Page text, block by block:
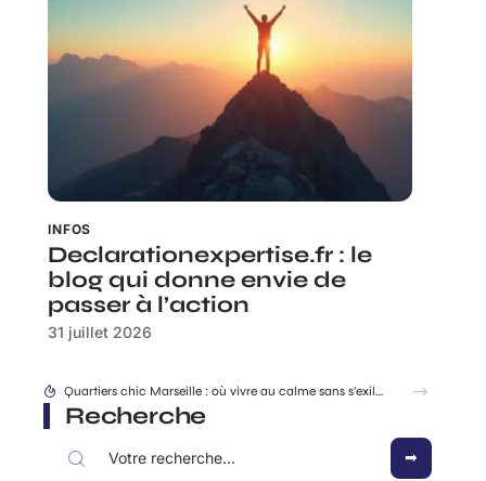
INFOS
Declarationexpertise.fr : le
blog qui donne envie de
passer à l’action
31 juillet 2026
Quartiers chic Marseille : où vivre au calme sans s’exiler ?
Recherche